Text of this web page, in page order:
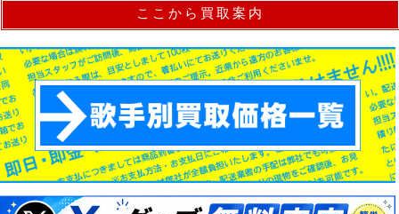
ここから買取案内